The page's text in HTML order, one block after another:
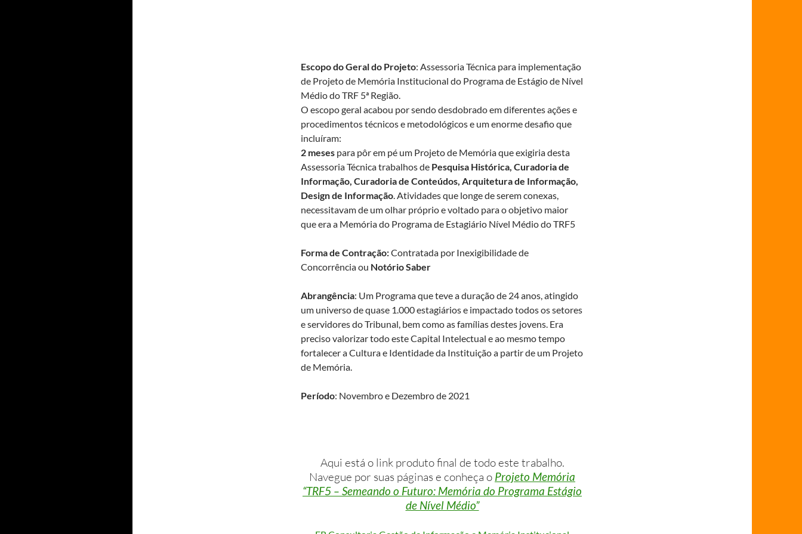
Escopo do Geral do Projeto: Assessoria Técnica para implementação
de Projeto de Memória Institucional do Programa de Estágio de Nível
Médio do TRF 5ª Região.
O escopo geral acabou por sendo desdobrado em diferentes ações e
procedimentos técnicos e metodológicos e um enorme desafio que
incluíram:
2 meses para pôr em pé um Projeto de Memória que exigiria desta
Assessoria Técnica trabalhos de Pesquisa Histórica, Curadoria de
Informação, Curadoria de Conteúdos, Arquitetura de Informação,
Design de Informação. Atividades que longe de serem conexas,
necessitavam de um olhar próprio e voltado para o objetivo maior
que era a Memória do Programa de Estagiário Nível Médio do TRF5
Forma de Contração:Contratada por Inexigibilidade de
Concorrência ou Notório Saber
Abrangência: Um Programa que teve a duração de 24 anos, atingido
um universo de quase 1.000 estagiários e impactado todos os setores
e servidores do Tribunal, bem como as famílias destes jovens. Era
preciso valorizar todo este Capital Intelectual e ao mesmo tempo
fortalecer a Cultura e Identidade da Instituição a partir de um Projeto
de Memória.
Período: Novembro e Dezembro de 2021
Aqui está o link produto final de todo este trabalho.
Navegue por suas páginas e conheça o Projeto Memória
“TRF5 – Semeando o Futuro: Memória do Programa Estágio
de Nível Médio”